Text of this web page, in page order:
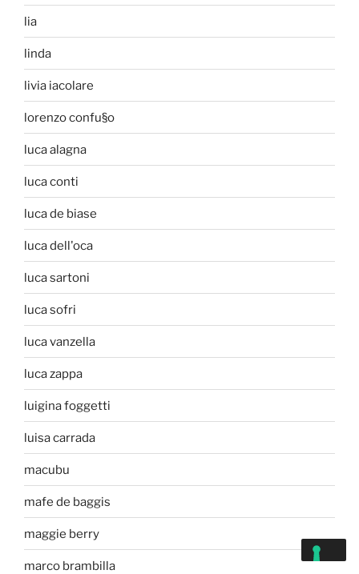
lia
linda
livia iacolare
lorenzo confu§o
luca alagna
luca conti
luca de biase
luca dell'oca
luca sartoni
luca sofri
luca vanzella
luca zappa
luigina foggetti
luisa carrada
macubu
mafe de baggis
maggie berry
marco brambilla